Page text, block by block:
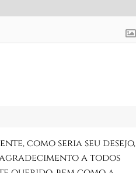
como seria seu desejo,
agradecimento a todos